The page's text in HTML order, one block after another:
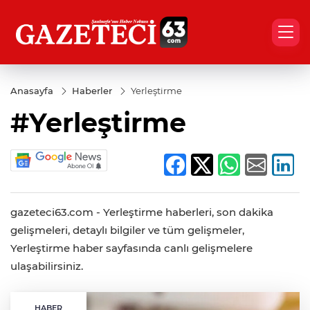
Anasayfa Haberler Yerleştirme
#Yerleştirme
gazeteci63.com - Yerleştirme haberleri, son dakika
gelişmeleri, detaylı bilgiler ve tüm gelişmeler,
Yerleştirme haber sayfasında canlı gelişmelere
ulaşabilirsiniz.